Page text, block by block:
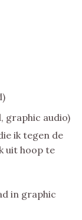
graphic audio)
ik tegen de
uit hoop te
in graphic